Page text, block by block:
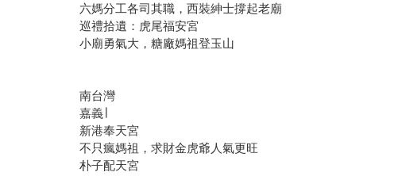
六媽分工各司其職，西裝紳士撐起老廟
巡禮拾遺：虎尾福安宮
小廟勇氣大，糖廠媽祖登玉山
南台灣
嘉義∣
新港奉天宮
不只瘋媽祖，求財金虎爺人氣更旺
朴子配天宮